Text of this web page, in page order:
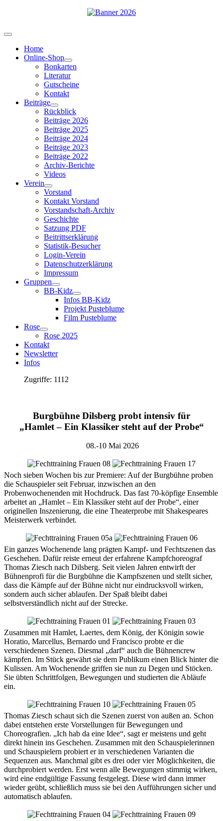
Home
Online-Shop
Bonkarten
Literatur
Gutscheine
Kontakt
Beiträge
Rückblick
Beiträge 2026
Beiträge 2025
Beiträge 2024
Beiträge 2023
Beiträge 2022
Archiv-Berichte
Videos
Verein
Vorstand
Kontakt Vorstand
Vorstandschaft-Archiv
Geschichte
Satzung PDF
Beitrittserklärung
Statistik-Besucher
Login-Verein
Datenschutzerklärung
Impressum
Gruppen
BB-Kidz
Infos BB-Kidz
Projekt Pusteblume
Film Pusteblume
Rose
Rose 2025
Kontakt
Newsletter
Infos
Zugriffe: 1112
Burgbühne Dilsberg probt intensiv für
„Hamlet – Ein Klassiker steht auf der Probe“
08.-10 Mai 2026
Noch sieben Wochen bis zur Premiere: Auf der Burgbühne proben
die Schauspieler seit Februar, inzwischen an den
Probenwochenenden mit Hochdruck. Das fast 70-köpfige Ensemble
arbeitet an „Hamlet – Ein Klassiker steht auf der Probe“, einer
originellen Inszenierung, die eine Theaterprobe mit Shakespeares
Meisterwerk verbindet.
Ein ganzes Wochenende lang prägten Kampf- und Fechtszenen das
Geschehen. Dafür reiste erneut der erfahrene Kampfchoreograf
Thomas Ziesch nach Dilsberg. Seit vielen Jahren entwirft der
Bühnenprofi für die Burgbühne die Kampfszenen und stellt sicher,
dass die Kämpfe auf der Bühne nicht nur eindrucksvoll wirken,
sondern auch sicher ablaufen. Der Spaß bleibt dabei
selbstverständlich nicht auf der Strecke.
Zusammen mit Hamlet, Laertes, dem König, der Königin sowie
Horatio, Marcellus, Bernardo und Francisco probte er die
verschiedenen Szenen. Diesmal „darf“ auch die Bühnencrew
kämpfen. Im Stück gewährt sie dem Publikum einen Blick hinter die
Kulissen. Am Wochenende griffen sie nun zu Degen und Stöcken.
Sie übten Schrittfolgen, Bewegungen und studierten die Abläufe
ein.
Thomas Ziesch schaut sich die Szenen zuerst von außen an. Schon
dabei entstehen erste Vorstellungen für Bewegungen und
Choreografien. „Ich hab da eine Idee“, sagt er meistens und geht
direkt hinein ins Geschehen. Zusammen mit den Schauspielerinnen
und Schauspielern probiert er in verschiedenen Varianten die
Sequenzen aus. Manchmal gibt es drei oder vier Möglichkeiten, die
durchprobiert werden. Erst wenn alle Bewegungen stimmig wirken,
wird eine endgültige Fassung festgelegt. Diese wird dann immer
wieder geübt, schließlich muss sie bei den Aufführungen sicher und
automatisch ablaufen.